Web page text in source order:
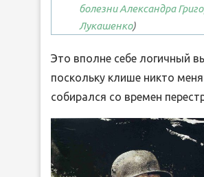
болезни Александра
Лукашенко)
Это вполне себе логичный
поскольку клише никто
собирался со времен